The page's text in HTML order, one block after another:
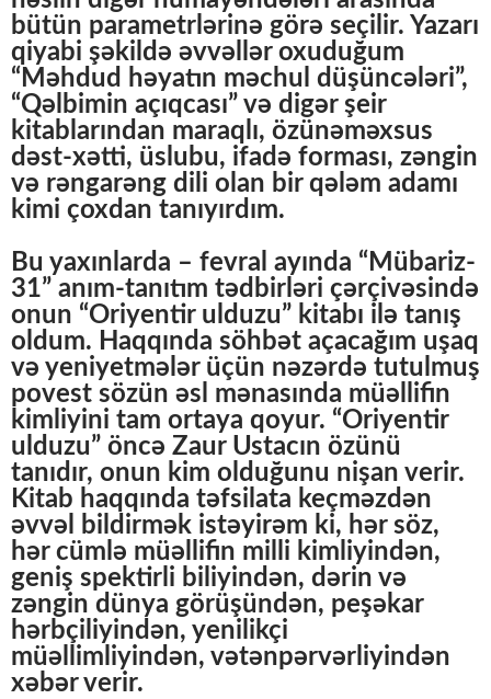
bütün parametrlərinə görə seçilir. Yazarı
qiyabi şəkildə əvvəllər oxuduğum
“Məhdud həyatın məchul düşüncələri”,
“Qəlbimin açıqcası” və digər şeir
kitablarından maraqlı, özünəməxsus
dəst-xətti, üslubu, ifadə forması, zəngin
və rəngarəng dili olan bir qələm adamı
kimi çoxdan tanıyırdım.
Bu yaxınlarda – fevral ayında “Mübariz-
31” anım-tanıtım tədbirləri çərçivəsində
onun “Oriyentir ulduzu” kitabı ilə tanış
oldum. Haqqında söhbət açacağım uşaq
və yeniyetmələr üçün nəzərdə tutulmuş
povest sözün əsl mənasında müəllifin
kimliyini tam ortaya qoyur. “Oriyentir
ulduzu” öncə Zaur Ustacın özünü
tanıdır, onun kim olduğunu nişan verir.
Kitab haqqında təfsilata keçməzdən
əvvəl bildirmək istəyirəm ki, hər söz,
hər cümlə müəllifin milli kimliyindən,
geniş spektirli biliyindən, dərin və
zəngin dünya görüşündən, peşəkar
hərbçiliyindən, yenilikçi
müəllimliyindən, vətənpərvərliyindən
xəbər verir.